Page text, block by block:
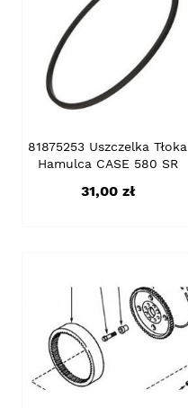
81875253 Uszczelka Tłoka
Hamulca CASE 580 SR
Cena
31,00 zł